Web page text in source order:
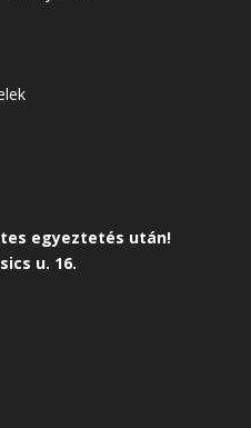
egyeztetés után!
u. 16.